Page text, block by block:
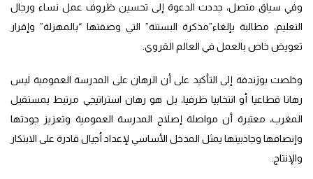
وفي سياق متصل، جددت الدعوة إلى تحسين ظروف عمل نساء ورجال
التعليم، مطالبة بإلغاء”مذكرة البستنة” التي وصفتها “بالمهزلة” وإقرار
تعويض خاص بالعمل في العالم القروي.
وخلصت بوزندفة إلى التأكيد على أن الرهان على المدرسة العمومية ليس
رهانا قطاعيا أو انتخابيا ظرفيا، بل هو رهان استراتيجي مرتبط بمستقبل
المغرب، معتبرة أن مواصلة إصلاح المدرسة العمومية وتعزيز جودتها
وإنصافها وجاذبيتها يمثل المدخل الأساسي لإعداد أجيال قادرة على الابتكار
والإنتاج.